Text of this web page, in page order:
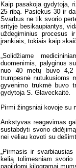
Kaip pasakoja gydytoja,
25 ribą. Pasiekus 30 ir
Svarbus ne tik svorio
srityje besikaupiantys,
uždegiminius procesus
įrankiais, tokiais kaip
„Solidžiame
duomenimis, palyginus
nuo 40 metų buvo 4,2
trumpesnė nutukusioms
gyvenimo trukmė buvo
gydytoja S. Glaveckaitė.
Pirmi žingsniai kovoje su
Ankstyvas reagavimas
sustabdyti svorio
nei vėliau kovoti su
„Pirmasis ir
kelią tolimesniam
papildomi kilogramai